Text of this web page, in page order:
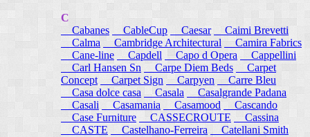
C
Cabanes
CableCup Caesar
Caimi Brevetti
Calma
Cambridge Architectural
Camira Fabrics
Cane-line
Capdell Capo d Opera
Cappellini
Carl Hansen Sn
Carpe Diem Beds
Carpet
Concept
Carpet Sign Carpyen
Carre Bleu
Casa dolce casa
Casala
Casalgrande Padana
Casali
Casamania Casamood
Cascando
Case Furniture
CASSECROUTE
Cassina
CASTE
Castelhano-Ferreira
Catellani Smith